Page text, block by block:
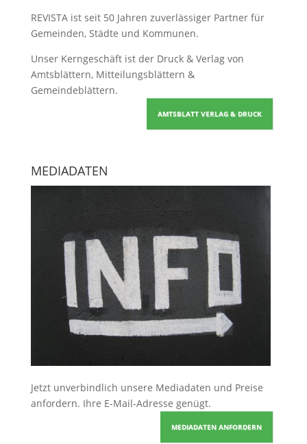
REVISTA ist seit 50 Jahren zuverlässiger Partner für
Gemeinden, Städte und Kommunen.
Unser Kerngeschäft ist der Druck & Verlag von
Amtsblättern, Mitteilungsblättern &
Gemeindeblättern.
AMTSBLATT VERLAG & DRUCK
MEDIADATEN
Jetzt unverbindlich unsere Mediadaten und Preise
anfordern. Ihre E-Mail-Adresse genügt.
MEDIADATEN ANFORDERN